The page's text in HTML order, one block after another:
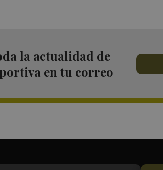
la actualidad de
en tu correo